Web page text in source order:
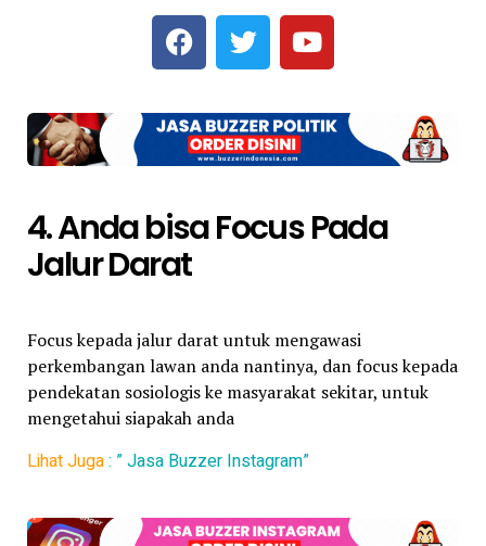
4. Anda bisa Focus Pada
Jalur Darat
Focus kepada jalur darat untuk mengawasi
perkembangan lawan anda nantinya, dan focus kepada
pendekatan sosiologis ke masyarakat sekitar, untuk
mengetahui siapakah anda
Lihat Juga: ” Jasa Buzzer Instagram”